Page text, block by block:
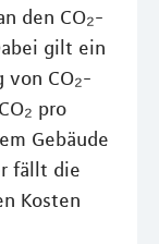
den CO₂-
gilt ein
von CO₂-
pro
Gebäude
fällt die
Kosten